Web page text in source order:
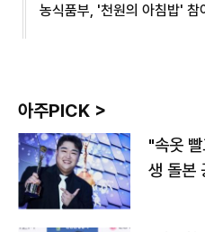
농식품부, '천원의 아침밥'
아주PICK >
"속옷
생 돌본